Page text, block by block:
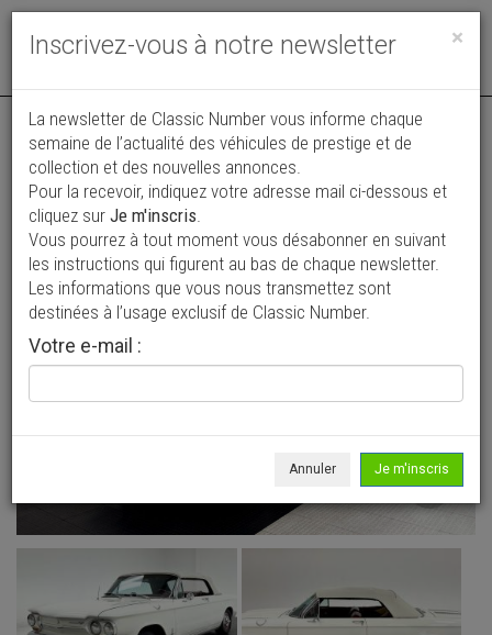
Toggle
Annonce actualisée le 02/08/2026 ( il y a 4 jours )
Chevrolet Corvair Monza Convertible
18 900 €
1963 Cabriolet / roadster 84 828 mi
×
Inscrivez-vous à notre newsletter
La newsletter de Classic Number vous informe chaque
semaine de l’actualité des véhicules de prestige et de
collection et des nouvelles annonces.
Pour la recevoir, indiquez votre adresse mail ci-dessous et
cliquez sur Je m'inscris.
Vous pourrez à tout moment vous désabonner en suivant
les instructions qui figurent au bas de chaque newsletter.
Les informations que vous nous transmettez sont
destinées à l’usage exclusif de Classic Number.
Votre e-mail :
Annuler Je m'inscris